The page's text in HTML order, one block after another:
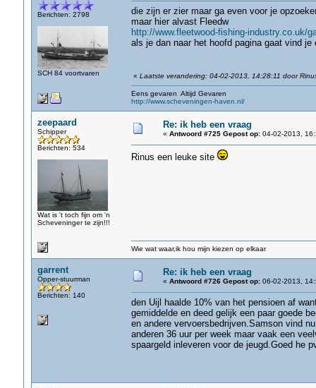
Berichten: 2798
SCH 84 voortvaren
die zijn er zier maar ga even voor je
maar hier alvast Fleedw
http://www.fleetwood-fishing-industry.co.uk/
als je dan naar het hoofd pagina gaat vind
« Laatste verandering: 04-02-2013, 14:28:11 door
Eens gevaren Altijd Gevaren
http://www.scheveningen-haven.nl/
zeepaard
Schipper
Berichten: 534
Wat is 't toch fijn om 'n
Scheveninger te zijn!!!
Re: ik heb een vraag
« Antwoord #725 Gepost op:04-02-2013,
Rinus een leuke site
Wie wat waar,ik hou mijn kiezen op elkaar
garrent
Opper-stuurman
Berichten: 140
Re: ik heb een vraag
« Antwoord #726 Gepost op:06-02-2013,
den Uijl haalde 10% van het pensioen af
gemiddelde en deed gelijk een paar goede
en andere vervoersbedrijven.Samson vind
anderen 36 uur per week maar vaak een
spaargeld inleveren voor de jeugd.Goed he